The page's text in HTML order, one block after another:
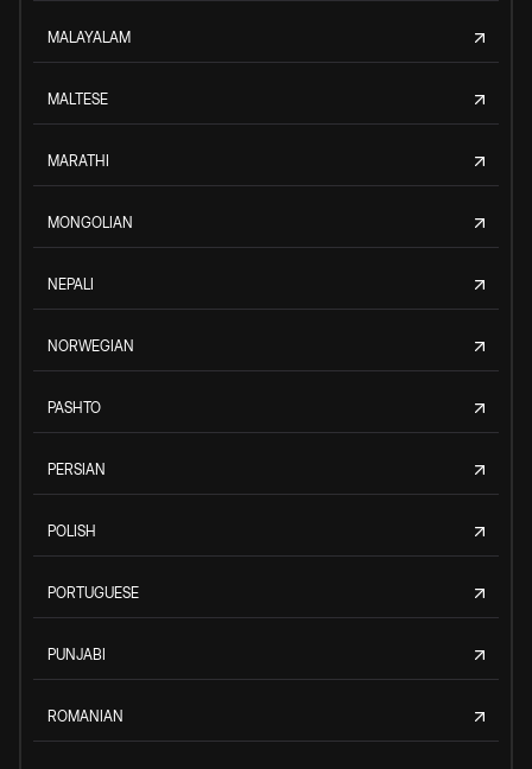
MALAYALAM
MALTESE
MARATHI
MONGOLIAN
NEPALI
NORWEGIAN
PASHTO
PERSIAN
POLISH
PORTUGUESE
PUNJABI
ROMANIAN